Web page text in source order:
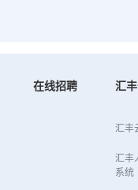
在线招聘 汇
汇丰
汇丰
系统